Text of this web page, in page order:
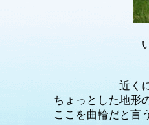
近く
ちょっとした地形
ここを曲輪だと言